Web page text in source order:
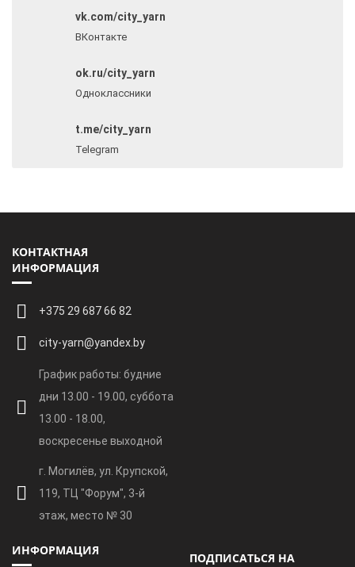
vk.com/city_yarn
ВКонтакте
ok.ru/city_yarn
Одноклассники
t.me/city_yarn
Telegram
КОНТАКТНАЯ
ИНФОРМАЦИЯ
+375 29 687 66 82
city-yarn@yandex.by
График работы: будние
дни 13.00 - 19.00, суббота
13.00 - 18.00,
воскресенье выходной
г. Могилёв, ул. Крупской,
119, ТЦ "Форум", 3-й
этаж, место № 30
ИНФОРМАЦИЯ
ПОДПИСАТЬСЯ НА